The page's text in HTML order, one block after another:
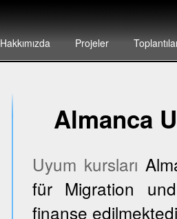
Hakkımızda Projeler
Almanca
Uyum kursları
für Migration
finanse